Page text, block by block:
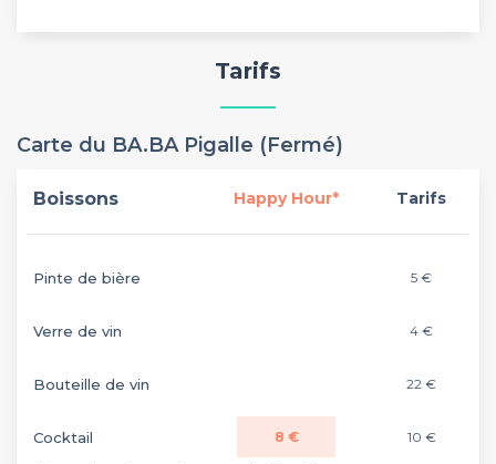
Tarifs
Carte du BA.BA Pigalle (Fermé)
Boissons Happy Hour* Tarifs
Pinte de bière 5 €
Verre de vin 4 €
Bouteille de vin 22 €
Cocktail 8 € 10 €